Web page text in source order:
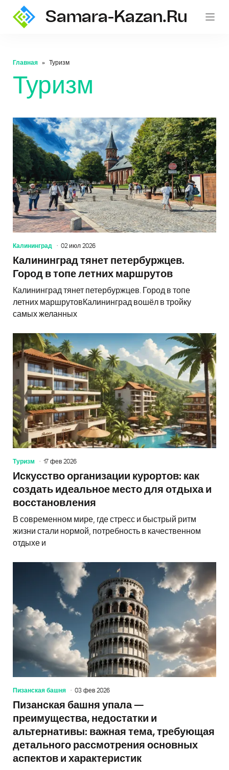
Samara-Kazan.ru
Главная Туризм
Туризм
Калининград 02 июл 2026
Калининград тянет петербуржцев.
Город в топе летних маршрутов
Калининград тянет петербуржцев. Город в топе
летних маршрутовКалининград вошёл в тройку
самых желанных
Туризм 17 фев 2026
Искусство организации курортов: как
создать идеальное место для отдыха и
восстановления
В современном мире, где стресс и быстрый ритм
жизни стали нормой, потребность в качественном
отдыхе и
Пизанская башня 03 фев 2026
Пизанская башня упала —
преимущества, недостатки и
альтернативы: важная тема, требующая
детального рассмотрения основных
аспектов и характеристик